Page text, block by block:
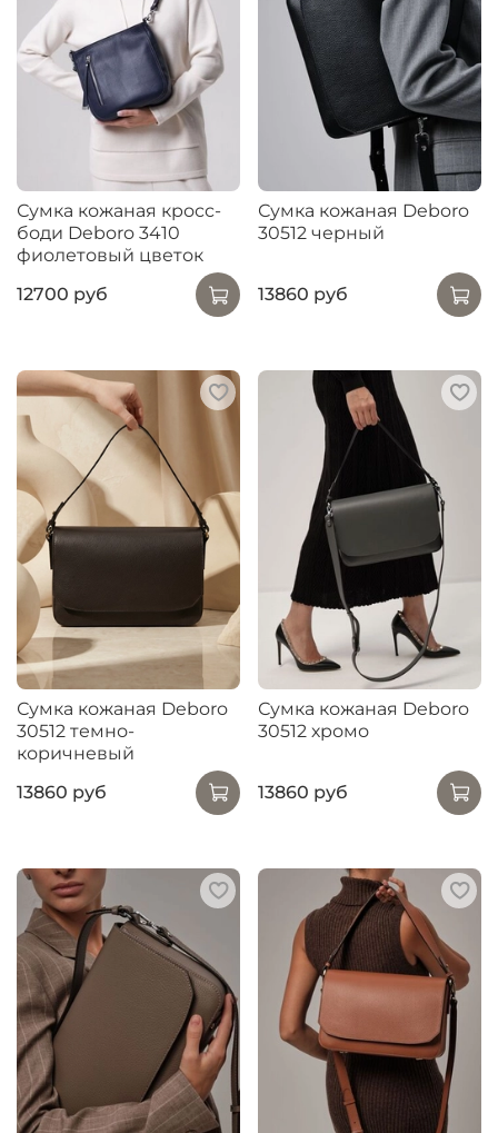
Сумка кожаная кросс-
боди Deboro 3410
фиолетовый цветок
12700 руб
Сумка кожаная Deboro
30512 черный
13860 руб
Сумка кожаная Deboro
30512 темно-
коричневый
13860 руб
Сумка кожаная Deboro
30512 хромо
13860 руб